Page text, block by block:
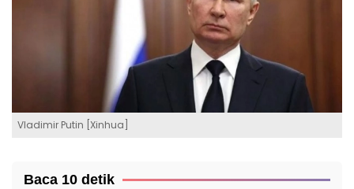
Vladimir Putin [Xinhua]
Baca 10 detik